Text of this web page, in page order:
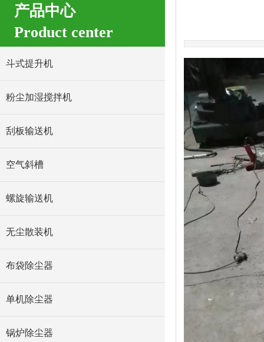
产品中心
Product center
斗式提升机
粉尘加湿搅拌机
刮板输送机
空气斜槽
螺旋输送机
无尘散装机
布袋除尘器
单机除尘器
锅炉除尘器